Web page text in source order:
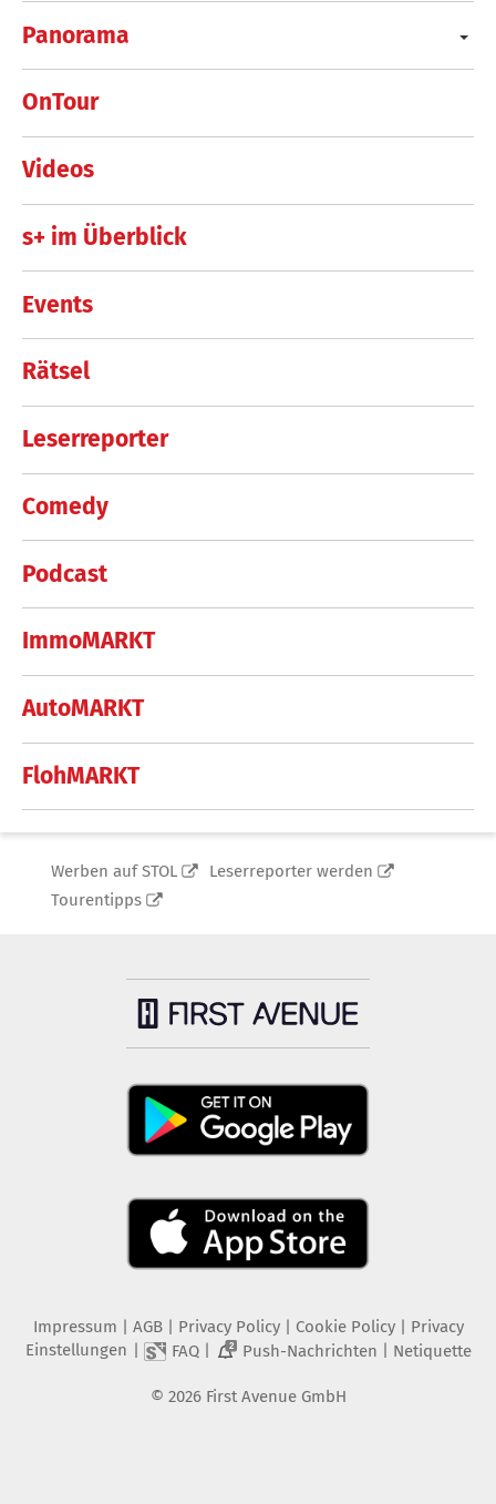
Panorama
OnTour
Videos
s+ im Überblick
Events
Rätsel
Leserreporter
Comedy
Podcast
ImmoMARKT
AutoMARKT
FlohMARKT
Werben auf STOL
Leserreporter werden
Tourentipps
Impressum AGB Privacy Policy| Cookie Policy| Privacy
Einstellungen
FAQ| 2 Push-Nachrichten Netiquette
© 2026 First Avenue GmbH